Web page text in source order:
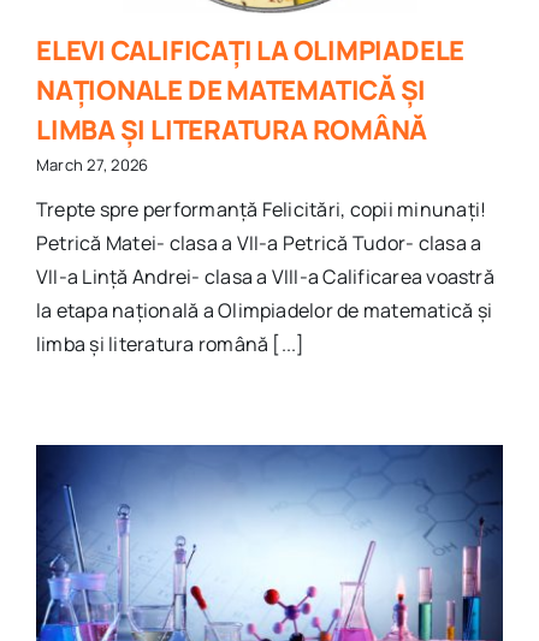
ELEVI CALIFICAȚI LA OLIMPIADELE
NAȚIONALE DE MATEMATICĂ ȘI
LIMBA ȘI LITERATURA ROMÂNĂ
March 27, 2026
Trepte spre performanță Felicitări, copii minunați!
Petrică Matei- clasa a VII-a Petrică Tudor- clasa a
VII-a Lință Andrei- clasa a VIII-a Calificarea voastră
la etapa națională a Olimpiadelor de matematică și
limba și literatura română [...]